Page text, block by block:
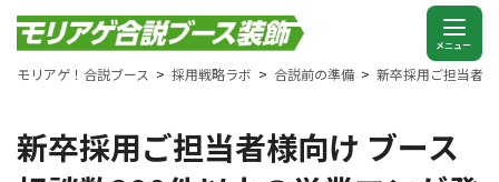
モリアゲ！合説ブース 採用戦略ラボ 合説前の準備 新卒採用ご担当者
新卒採用ご担当者様向け ブース